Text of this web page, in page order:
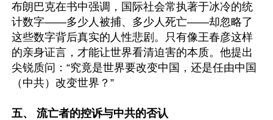
布朗巴克在书中强调，国际社会常执著于冰冷的统
计数字——多少人被捕、多少人死亡——却忽略了
这些数字背后真实的人性悲剧。只有像王春彦这样
的亲身证言，才能让世界看清迫害的本质。他提出
尖锐质问：“究竟是世界要改变中国，还是任由中国
（中共）改变世界？”
五、 流亡者的控诉与中共的否认